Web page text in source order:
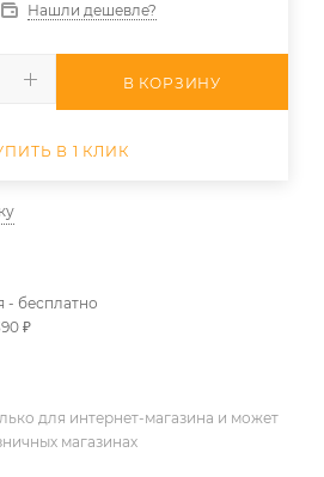
Нашли дешевле?
В КОРЗИНУ
В 1 КЛИК
- бесплатно
₽
для интернет-магазина и может
магазинах